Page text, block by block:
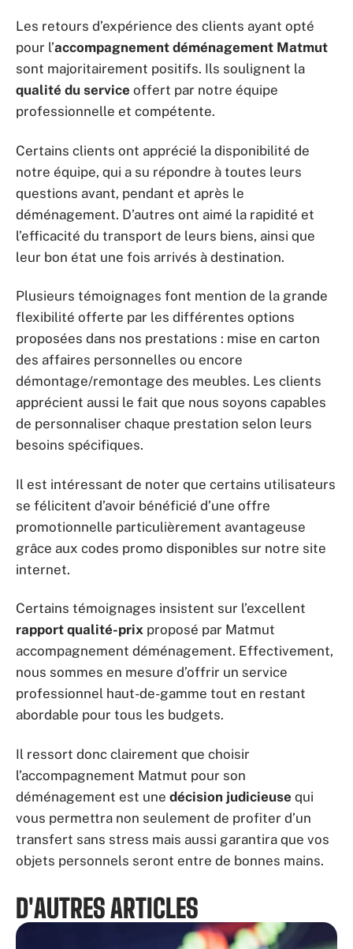
Les retours d’expérience des clients ayant opté
pour l’accompagnement déménagement Matmut
sont majoritairement positifs. Ils soulignent la
qualité du service offert par notre équipe
professionnelle et compétente.
Certains clients ont apprécié la disponibilité de
notre équipe, qui a su répondre à toutes leurs
questions avant, pendant et après le
déménagement. D’autres ont aimé la rapidité et
l’efficacité du transport de leurs biens, ainsi que
leur bon état une fois arrivés à destination.
Plusieurs témoignages font mention de la grande
flexibilité offerte par les différentes options
proposées dans nos prestations : mise en carton
des affaires personnelles ou encore
démontage/remontage des meubles. Les clients
apprécient aussi le fait que nous soyons capables
de personnaliser chaque prestation selon leurs
besoins spécifiques.
Il est intéressant de noter que certains utilisateurs
se félicitent d’avoir bénéficié d’une offre
promotionnelle particulièrement avantageuse
grâce aux codes promo disponibles sur notre site
internet.
Certains témoignages insistent sur l’excellent
rapport qualité-prix proposé par Matmut
accompagnement déménagement. Effectivement,
nous sommes en mesure d’offrir un service
professionnel haut-de-gamme tout en restant
abordable pour tous les budgets.
Il ressort donc clairement que choisir
l’accompagnement Matmut pour son
déménagement est une décision judicieuse qui
vous permettra non seulement de profiter d’un
transfert sans stress mais aussi garantira que vos
objets personnels seront entre de bonnes mains.
D'AUTRES ARTICLES